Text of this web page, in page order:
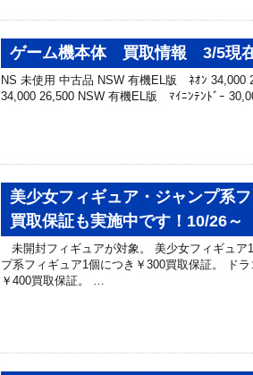
ゲーム機本体 買取情報 3/5現
NS 未使用 中古品 NSW 有機EL版 ﾈｵﾝ
34,000 26,500 NSW 有機EL版 ﾏｲﾆﾝﾃﾝﾄﾞｰ
美少女フィギュア・ジャンプ系
買取保証も実施中です！10/26～
未開封フィギュアが対象。 美少女フィギュア
プ系フィギュア1個につき￥300買取保証。 ド
￥400買取保証。 …